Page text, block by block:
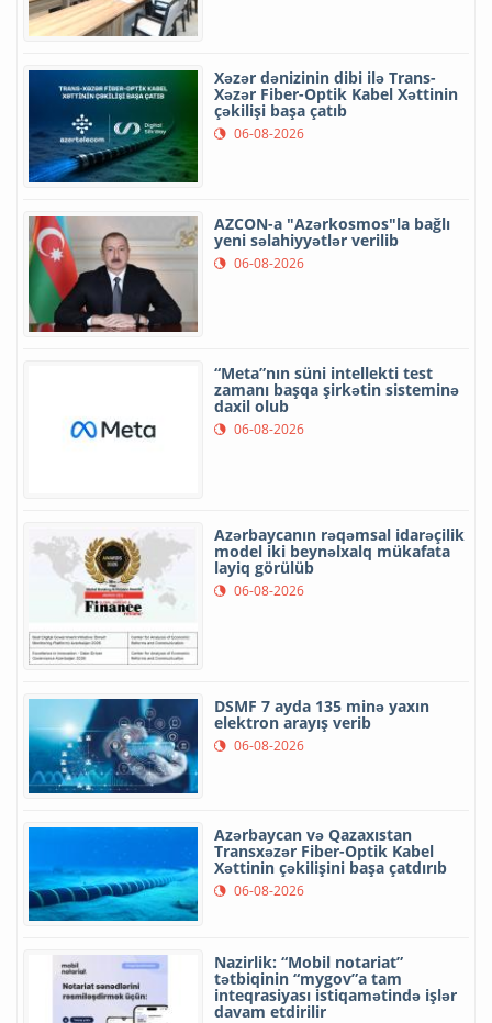
Xəzər dənizinin dibi ilə Trans-
Xəzər Fiber-Optik Kabel Xəttinin
çəkilişi başa çatıb
06-08-2026
AZCON-a "Azərkosmos"la bağlı
yeni səlahiyyətlər verilib
06-08-2026
“Meta”nın süni intellekti test
zamanı başqa şirkətin sisteminə
daxil olub
06-08-2026
Azərbaycanın rəqəmsal idarəçilik
model iki beynəlxalq mükafata
layiq görülüb
06-08-2026
DSMF 7 ayda 135 minə yaxın
elektron arayış verib
06-08-2026
Azərbaycan və Qazaxıstan
Transxəzər Fiber-Optik Kabel
Xəttinin çəkilişini başa çatdırıb
06-08-2026
Nazirlik: “Mobil notariat”
tətbiqinin “mygov”a tam
inteqrasiyası istiqamətində işlər
davam etdirilir